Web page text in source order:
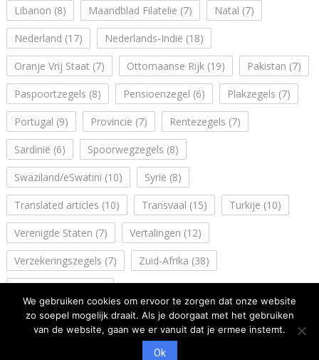
Libanon (8) Maandblad Filatelie (7) Natal (7)
Nederland (17) Nederlands-Indië (18)
Oranje Vrij Staat (7) Ottomaanse Rijk(19) Pakistan (7)
Paspoortzegels (8) Pensioenzegel (6) Plakzegels (7)
Portugal (9) Provincie (7) Rentezegels (7)
Sardinië (6) Spoorwegzegels (8)
Swaziland/eSwatini (10) Syrië (8)
Translated articles (10) Transvaal (15) Turkije (10)
Verenigde Staten (7) Vertalingen (12)
Verzekeringszegels (7) Zuid-Afrika (38)
We gebruiken cookies om ervoor te zorgen dat onze website
zo soepel mogelijk draait. Als je doorgaat met het gebruiken
van de website, gaan we er vanuit dat je ermee instemt.
Ok